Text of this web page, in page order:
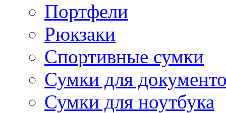
Портфели
Рюкзаки
Спортивные сумки
Сумки для
Сумки для ноутбука